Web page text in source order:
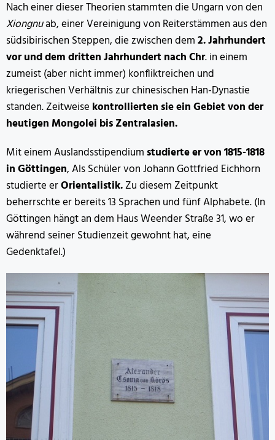
Nach einer dieser Theorien stammten die Ungarn von den
Xiongnuab, einer Vereinigung von Reiterstämmen aus den
südsibirischen Steppen, die zwischen dem2. Jahrhundert
vor und dem dritten Jahrhundert nach Chr. in einem
zumeist (aber nicht immer) konfliktreichen und
kriegerischen Verhältnis zur chinesischen Han-Dynastie
standen. Zeitweise kontrollierten sie ein Gebiet von der
heutigen Mongolei bis Zentralasien.
Mit einem Auslandsstipendium studierte er von 1815-1818
in Göttingen, Als Schüler von Johann Gottfried Eichhorn
studierte erOrientalistik.Zu diesem Zeitpunkt
beherrschte er bereits 13 Sprachen und fünf Alphabete. (In
Göttingen hängt an dem Haus Weender Straße 31, wo er
während seiner Studienzeit gewohnt hat, eine
Gedenktafel.)